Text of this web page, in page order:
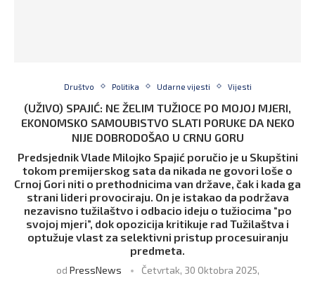
Društvo Politika Udarne vijesti Vijesti
(UŽIVO) SPAJIĆ: NE ŽELIM TUŽIOCE PO MOJOJ MJERI,
EKONOMSKO SAMOUBISTVO SLATI PORUKE DA NEKO
NIJE DOBRODOŠAO U CRNU GORU
Predsjednik Vlade Milojko Spajić poručio je u Skupštini
tokom premijerskog sata da nikada ne govori loše o
Crnoj Gori niti o prethodnicima van države, čak i kada ga
strani lideri provociraju. On je istakao da podržava
nezavisno tužilaštvo i odbacio ideju o tužiocima “po
svojoj mjeri”, dok opozicija kritikuje rad Tužilaštva i
optužuje vlast za selektivni pristup procesuiranju
predmeta.
od PressNews Četvrtak, 30 Oktobra 2025,